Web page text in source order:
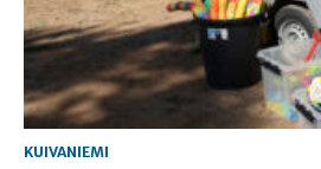
KUIVANIEMI